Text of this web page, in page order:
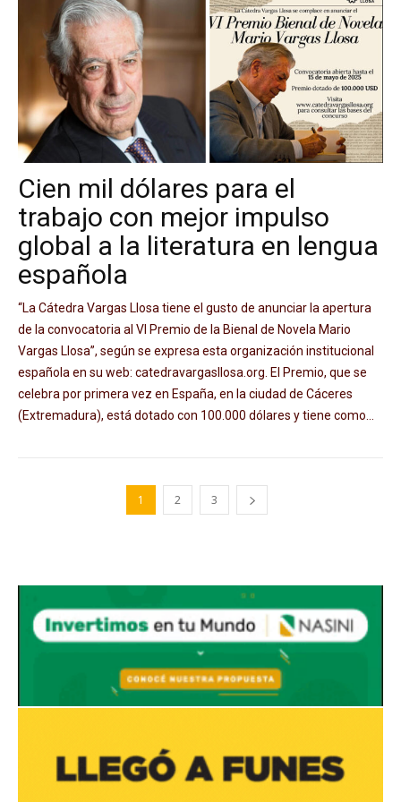
Cien mil dólares para el
trabajo con mejor impulso
global a la literatura en lengua
española
“La Cátedra Vargas Llosa tiene el gusto de anunciar la apertura
de la convocatoria al VI Premio de la Bienal de Novela Mario
Vargas Llosa”, según se expresa esta organización institucional
española en su web: catedravargasllosa.org. El Premio, que se
celebra por primera vez en España, en la ciudad de Cáceres
(Extremadura), está dotado con 100.000 dólares y tiene como...
1 2 3